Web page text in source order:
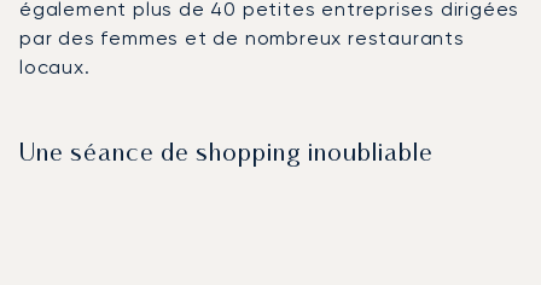
également plus de 40 petites entreprises dirigées
par des femmes et de nombreux restaurants
locaux.
Une séance de shopping inoubliable